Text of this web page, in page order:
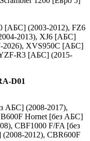
[АБС] (2003-2012), FZ6
2013), XJ6 [АБС]
2026), XVS950C [АБС]
R3 [АБС] (2015-
D01
АБС] (2008-2017),
Hornet [без АБС]
CBF1000 F/FA [без
2012), CBR600F